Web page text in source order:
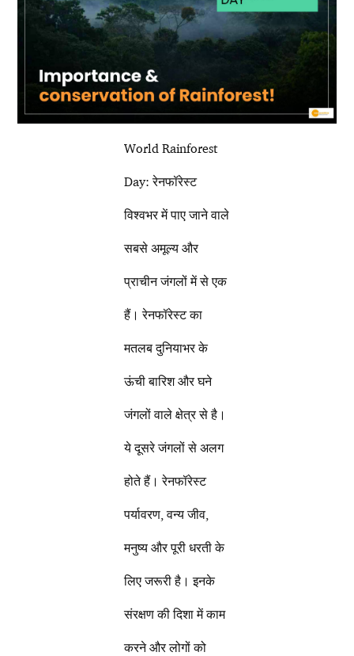
World Rainforest
Day: रेनफॉरेस्ट
विश्वभर में पाए जाने वाले
सबसे अमूल्य और
प्राचीन जंगलों में से एक
हैं। रेनफॉरेस्ट का
मतलब दुनियाभर के
ऊंची बारिश और घने
जंगलों वाले क्षेत्र से है।
ये दूसरे जंगलों से अलग
होते हैं। रेनफॉरेस्ट
पर्यावरण, वन्य जीव,
मनुष्य और पूरी धरती के
लिए जरूरी है। इनके
संरक्षण की दिशा में काम
करने और लोगों को